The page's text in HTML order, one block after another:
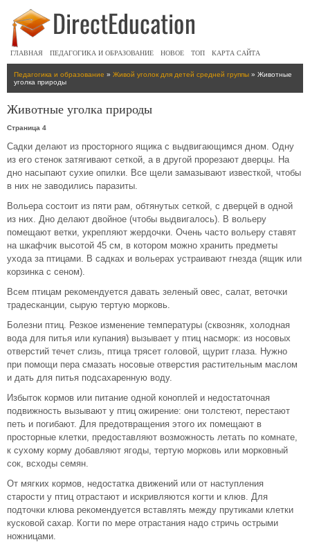
ГЛАВНАЯ ПЕДАГОГИКА И ОБРАЗОВАНИЕ НОВОЕ ТОП КАРТА САЙТА
Педагогика и образование » Живой уголок для детей средней группы » Животные
уголка природы
Животные уголка природы
Страница 4
Садки делают из просторного ящика с выдвигающимся дном. Одну
из его стенок затягивают сеткой, а в другой прорезают дверцы. На
дно насыпают сухие опилки. Все щели замазывают известкой, чтобы
в них не заводились паразиты.
Вольера состоит из пяти рам, обтянутых сеткой, с дверцей в одной
из них. Дно делают двойное (чтобы выдвигалось). В вольеру
помещают ветки, укрепляют жердочки. Очень часто вольеру ставят
на шкафчик высотой 45 см, в котором можно хранить предметы
ухода за птицами. В садках и вольерах устраивают гнезда (ящик или
корзинка с сеном).
Всем птицам рекомендуется давать зеленый овес, салат, веточки
традесканции, сырую тертую морковь.
Болезни птиц. Резкое изменение температуры (сквозняк, холодная
вода для питья или купания) вызывает у птиц насморк: из носовых
отверстий течет слизь, птица трясет головой, щурит глаза. Нужно
при помощи пера смазать носовые отверстия растительным маслом
и дать для питья подсахаренную воду.
Избыток кормов или питание одной коноплей и недостаточная
подвижность вызывают у птиц ожирение: они толстеют, перестают
петь и погибают. Для предотвращения этого их помещают в
просторные клетки, предоставляют возможность летать по комнате,
к сухому корму добавляют ягоды, тертую морковь или морковный
сок, всходы семян.
От мягких кормов, недостатка движений или от наступления
старости у птиц отрастают и искривляются когти и клюв. Для
подточки клюва рекомендуется вставлять между прутиками клетки
кусковой сахар. Когти по мере отрастания надо стричь острыми
ножницами.